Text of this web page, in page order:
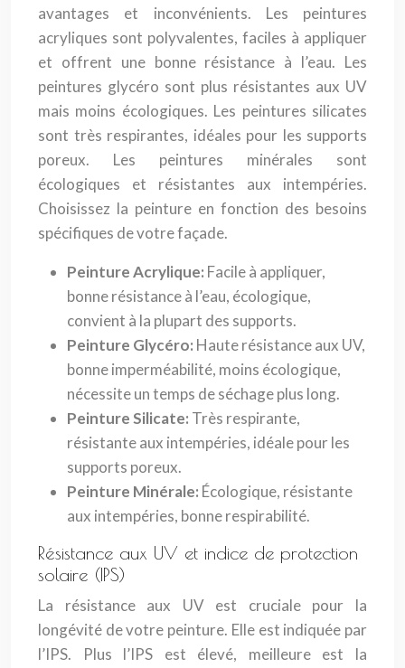
avantages et inconvénients. Les peintures
acryliques sont polyvalentes, faciles à appliquer
et offrent une bonne résistance à l’eau. Les
peintures glycéro sont plus résistantes aux UV
mais moins écologiques. Les peintures silicates
sont très respirantes, idéales pour les supports
poreux. Les peintures minérales sont
écologiques et résistantes aux intempéries.
Choisissez la peinture en fonction des besoins
spécifiques de votre façade.
Peinture Acrylique: Facile à appliquer,
bonne résistance à l’eau, écologique,
convient à la plupart des supports.
Peinture Glycéro: Haute résistance aux UV,
bonne imperméabilité, moins écologique,
nécessite un temps de séchage plus long.
Peinture Silicate: Très respirante,
résistante aux intempéries, idéale pour les
supports poreux.
Peinture Minérale: Écologique, résistante
aux intempéries, bonne respirabilité.
Résistance aux UV et indice de protection
solaire (IPS)
La résistance aux UV est cruciale pour la
longévité de votre peinture. Elle est indiquée par
l’IPS. Plus l’IPS est élevé, meilleure est la